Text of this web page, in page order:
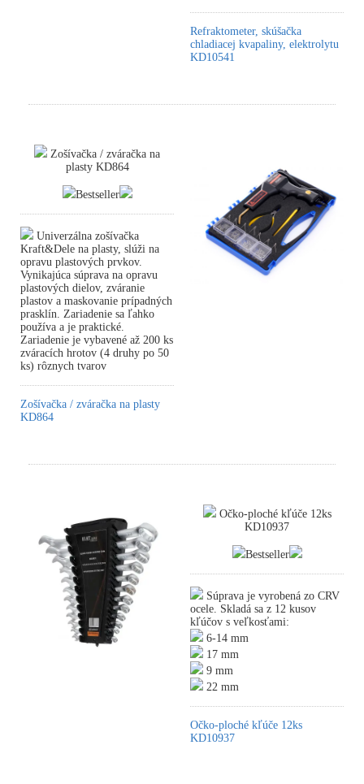
Refraktometer, skúšačka
chladiacej kvapaliny, elektrolytu
KD10541
Zošívačka / zváračka na
plasty KD864
Bestseller
Univerzálna zošívačka
Kraft&Dele na plasty, slúži na
opravu plastových prvkov.
Vynikajúca súprava na opravu
plastových dielov, zváranie
plastov a maskovanie prípadných
prasklín. Zariadenie sa ľahko
používa a je praktické.
Zariadenie je vybavené až 200 ks
zváracích hrotov (4 druhy po 50
ks) rôznych tvarov
Zošívačka / zváračka na plasty
KD864
Očko-ploché kľúče 12ks
KD10937
Bestseller
Súprava je vyrobená zo CRV
ocele. Skladá sa z 12 kusov
kľúčov s veľkosťami:
6-14 mm
17 mm
9 mm
22 mm
Očko-ploché kľúče 12ks
KD10937